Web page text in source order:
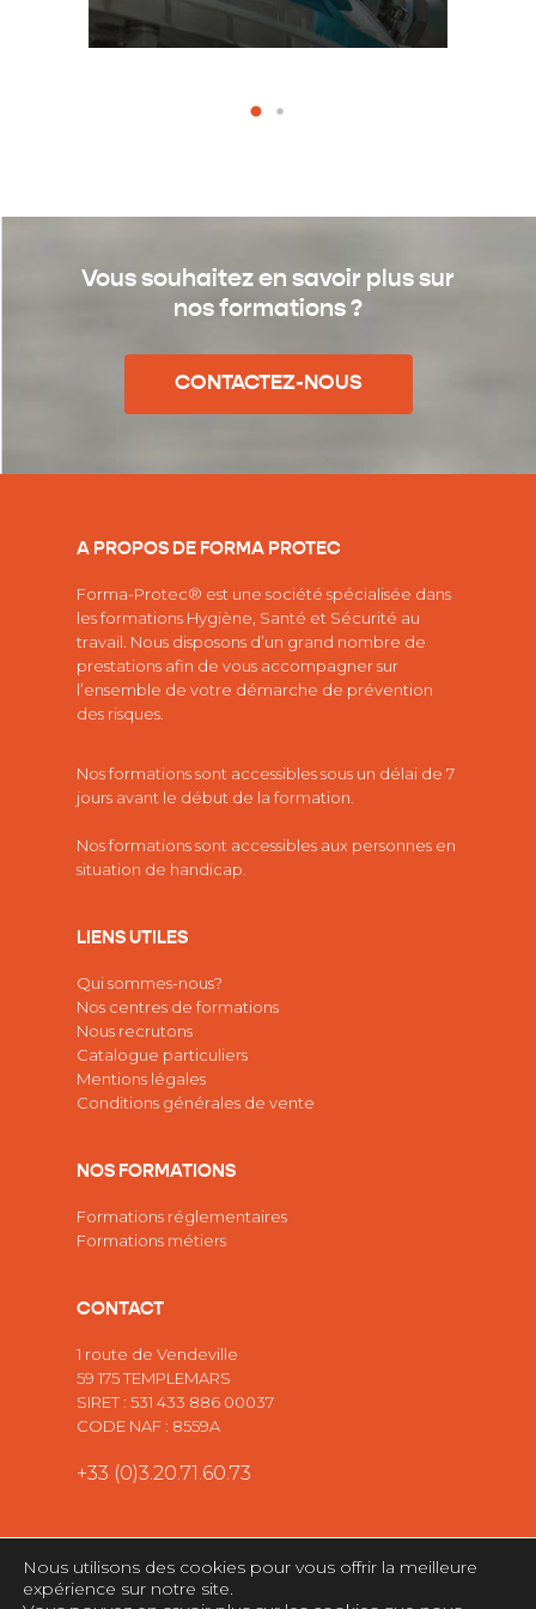
Vous souhaitez en savoir plus sur
nos formations ?
CONTACTEZ-NOUS
A PROPOS DE FORMA PROTEC
Forma-Protec® est une société spécialisée dans
lesformations Hygiène, Santé et Sécurité au
travail. Nous disposons d’un grand nombre de
prestations afin de vous accompagner sur
l’ensemble de votre démarche de prévention
des risques.
Nos formations sont accessibles sous un délai de 7
jours avant le début de la formation.
Nos formations sont accessibles aux personnes en
situation de handicap.
LIENS UTILES
Qui sommes-nous?
Nos centres de formations
Nous recrutons
Catalogue particuliers
Mentions légales
Conditions générales de vente
NOS FORMATIONS
Formations réglementaires
Formations métiers
CONTACT
1 route de Vendeville
59 175 TEMPLEMARS
SIRET : 531 433 886 00037
CODE NAF : 8559A
+33 (0)3.20.71.60.73
© 2026 Forma Protec. Site web réalisé par l'agence web
Nous utilisons des cookies pour vous offrir la meilleure
expérience sur notre site.